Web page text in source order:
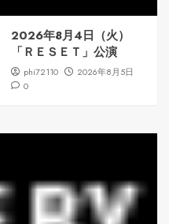
2026年8月4日（火）
「ＲＥＳＥＴ」公演
phi72110
2026年8月5日
0